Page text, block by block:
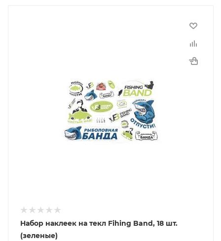
Набор наклеек на текл Fihing Band, 18 шт.
(зеленые)